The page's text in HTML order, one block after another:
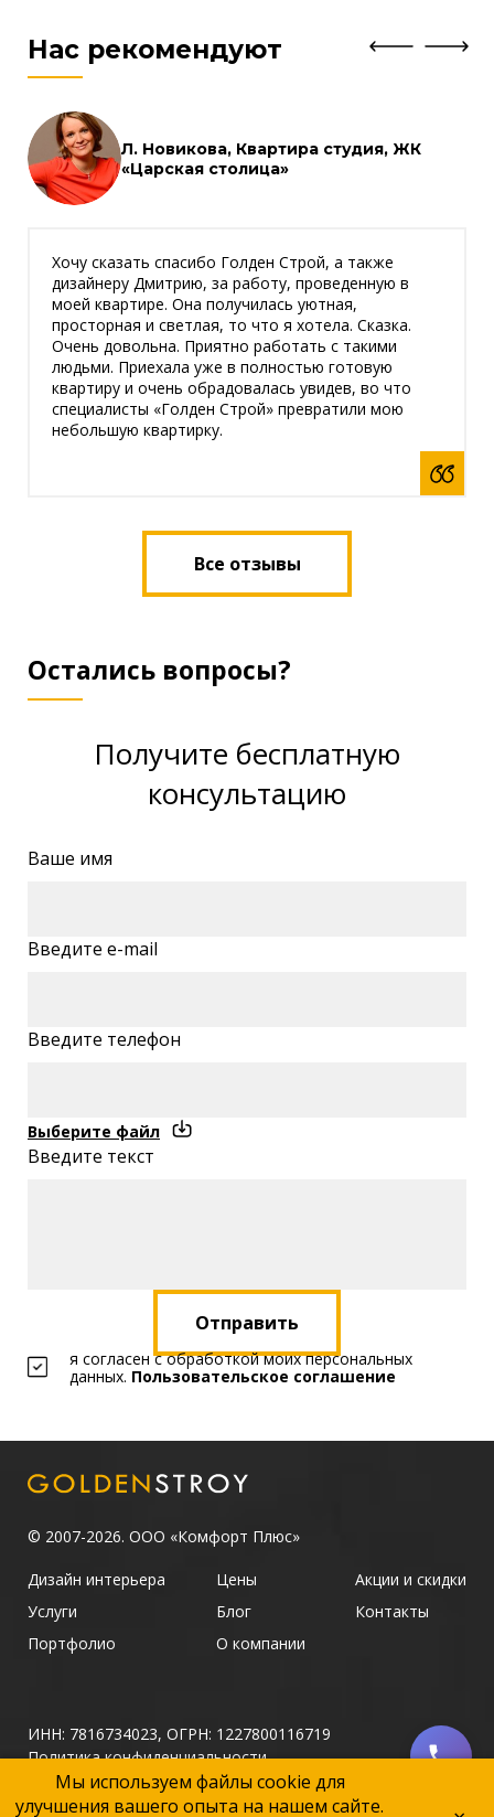
Нас рекомендуют
Л. Новикова, Квартира студия, ЖК
«Царская столица»
Хочу сказать спасибо Голден Строй, а также
дизайнеру Дмитрию, за работу, проведенную в
моей квартире. Она получилась уютная,
просторная и светлая, то что я хотела. Сказка.
Очень довольна. Приятно работать с такими
людьми. Приехала уже в полностью готовую
квартиру и очень обрадовалась увидев, во что
специалисты «Голден Строй» превратили мою
небольшую квартирку.
Все отзывы
Остались вопросы?
Получите бесплатную
консультацию
Ваше имя
Введите e-mail
Введите телефон
Выберите файл
Введите текст
Отправить
я согласен с обработкой моих персональных
данных. Пользовательское соглашение
© 2007-2026. ООО «Комфорт Плюс»
Дизайн интерьера
Услуги
Портфолио
Цены
Блог
О компании
Акции и скидки
Контакты
ИНН: 7816734023, ОГРН: 1227800116719
Политика конфиденциальности
Политика использования файлов Cookie
Мы используем файлы cookie для
улучшения вашего опыта на нашем сайте.